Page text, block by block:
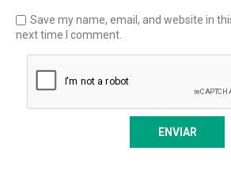
Save my name, email, and website in
next time I comment.